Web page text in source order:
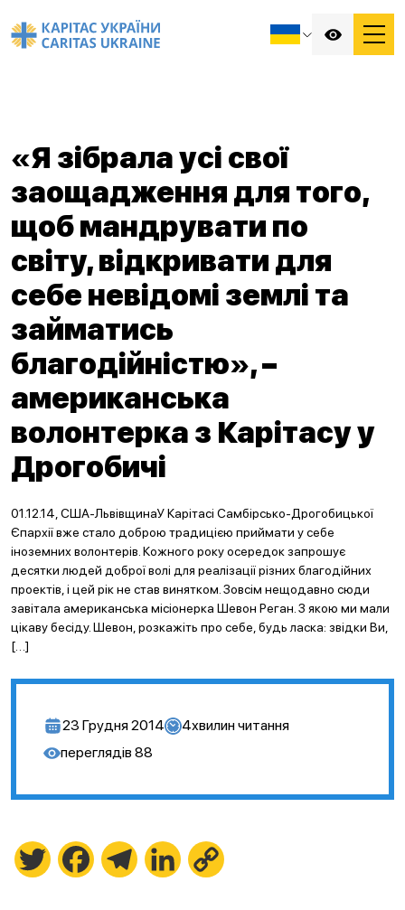
«Я зібрала усі свої
заощадження для того,
щоб мандрувати по
світу, відкривати для
себе невідомі землі та
займатись
благодійністю», –
американська
волонтерка з Карітасу у
Дрогобичі
01.12.14, США-ЛьвівщинаУ Карітасі Самбірсько-Дрогобицької
Єпархії вже стало доброю традицією приймати у себе
іноземних волонтерів. Кожного року осередок запрошує
десятки людей доброї волі для реалізації різних благодійних
проектів, і цей рік не став винятком. Зовсім нещодавно сюди
завітала американська місіонерка Шевон Реган. З якою ми мали
цікаву бесіду. Шевон, розкажіть про себе, будь ласка: звідки Ви,
[…]
23 Грудня 2014 4хвилин читання
переглядів 88
Twitter FacebookTelegramLinkedIn